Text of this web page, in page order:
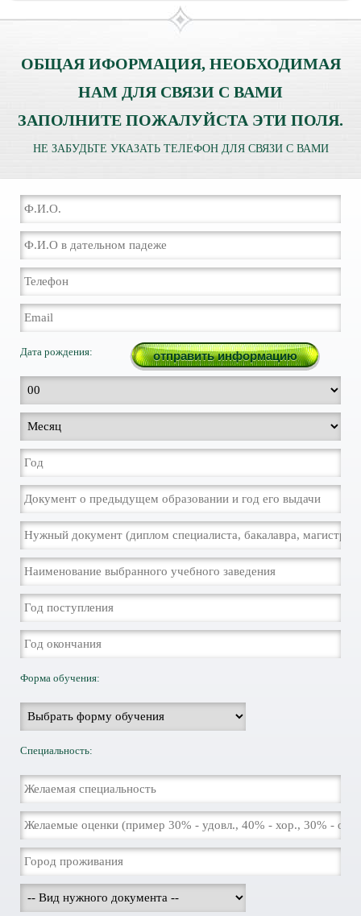
ОБЩАЯ ИФОРМАЦИЯ, НЕОБХОДИМАЯ
НАМ ДЛЯ СВЯЗИ С ВАМИ
ЗАПОЛНИТЕ ПОЖАЛУЙСТА ЭТИ ПОЛЯ.
НЕ ЗАБУДЬТЕ УКАЗАТЬ ТЕЛЕФОН ДЛЯ СВЯЗИ С ВАМИ
Дата рождения:
Форма обучения:
Специальность: